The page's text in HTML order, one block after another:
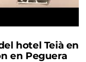
hotel Teià en
en Peguera